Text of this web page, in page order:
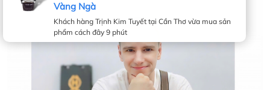
Hwatch Chuyên Nhập khẩu Và Phân Phối Các Loại
Đồng Hồ Chính Hãng
Vàng Ngà
Khách hàng Trịnh Kim Tuyết tại Cần Thơ vừa mua sản
phẩm cách đây 9 phút